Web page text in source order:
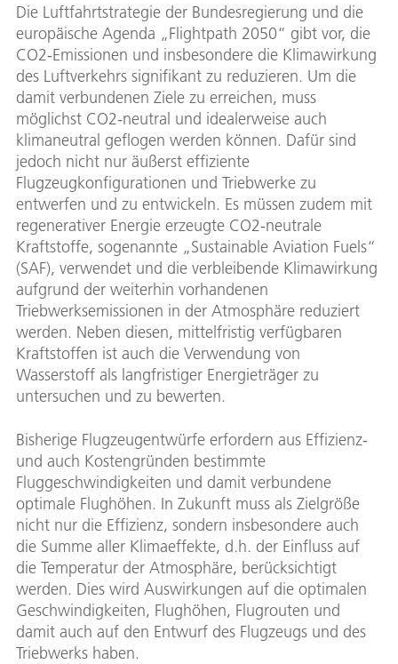
Die Luftfahrtstrategie der Bundesregierung und die
europäische Agenda „Flightpath 2050“ gibt vor, die
CO2-Emissionen und insbesondere die Klimawirkung
des Luftverkehrs signifikant zu reduzieren. Um die
damit verbundenen Ziele zu erreichen, muss
möglichst CO2-neutral und idealerweise auch
klimaneutral geflogen werden können. Dafür sind
jedoch nicht nur äußerst effiziente
Flugzeugkonfigurationen und Triebwerke zu
entwerfen und zu entwickeln. Es müssen zudem mit
regenerativer Energie erzeugte CO2-neutrale
Kraftstoffe, sogenannte „Sustainable Aviation Fuels“
(SAF), verwendet und die verbleibende Klimawirkung
aufgrund der weiterhin vorhandenen
Triebwerksemissionen in der Atmosphäre reduziert
werden. Neben diesen, mittelfristig verfügbaren
Kraftstoffen ist auch die Verwendung von
Wasserstoff als langfristiger Energieträger zu
untersuchen und zu bewerten.
Bisherige Flugzeugentwürfe erfordern aus Effizienz-
und auch Kostengründen bestimmte
Fluggeschwindigkeiten und damit verbundene
optimale Flughöhen. In Zukunft muss als Zielgröße
nicht nur die Effizienz, sondern insbesondere auch
die Summe aller Klimaeffekte, d.h. der Einfluss auf
die Temperatur der Atmosphäre, berücksichtigt
werden. Dies wird Auswirkungen auf die optimalen
Geschwindigkeiten, Flughöhen, Flugrouten und
damit auch auf den Entwurf des Flugzeugs und des
Triebwerks haben.